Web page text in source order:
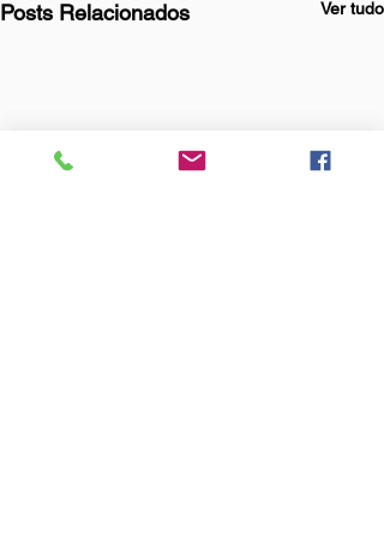
Posts Relacionados Ver tudo